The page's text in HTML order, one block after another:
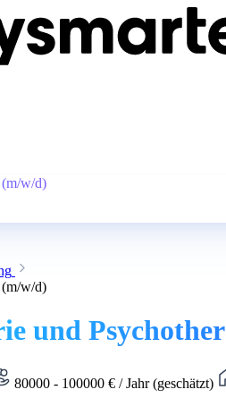
(m/w/d)
(m/w/d)
und
80000 - 100000 € / Jahr (geschätzt)